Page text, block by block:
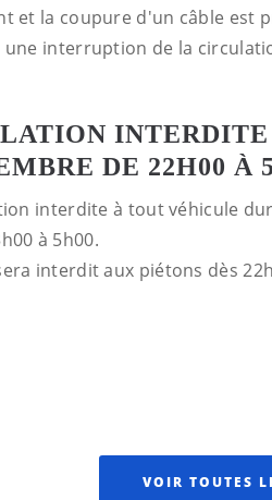
et la coupure d'un câble est
une interruption de la
DE 22H00 À
interdite à tout véhicule
à 5h00.
interdit aux piétons dès
VOIR TOUTES